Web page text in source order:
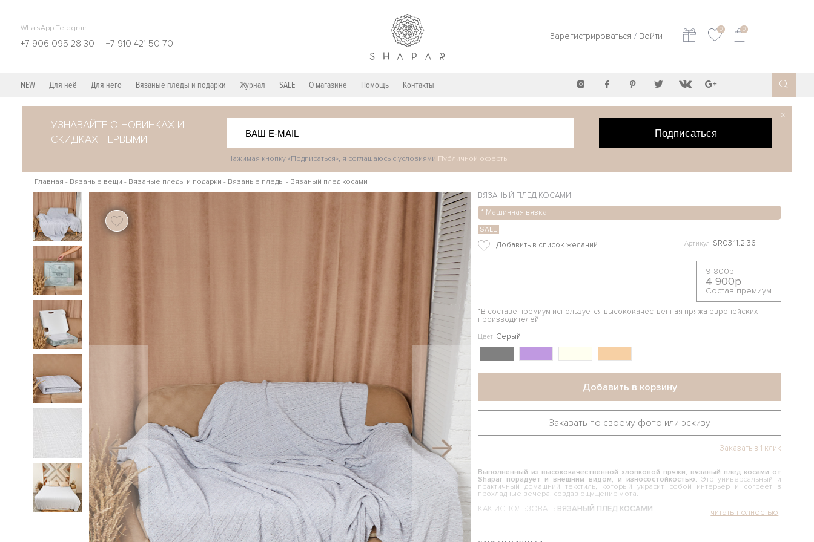
WhatsApp Telegram
+7 906 095 28 30 +7 910 421 50 70
Зарегистрироваться / Войти
0 0
NEW Для неё Для него Вязаные пледы и подарки Журнал SALE О магазине Помощь Контакты
УЗНАВАЙТЕ О НОВИНКАХ И
СКИДКАХ ПЕРВЫМИ
Подписаться
X
Нажимая кнопку «Подписаться», я соглашаюсь с условиями Публичной оферты
Главная - Вязаные вещи - Вязаные пледы и подарки - Вязаные пледы - Вязаный плед косами
108
ВЯЗАНЫЙ ПЛЕД КОСАМИ
* Машинная вязка
SALE
Артикул SR03.11.2.36
9 800р
4 900р
Состав премиум
*В составе премиум используется высококачественная пряжа европейских
производителей
Цвет Серый
Добавить в корзину
Заказать по своему фото или эскизу
Заказать в 1 клик
Выполненный из высококачественной хлопковой пряжи, вязаный плед косами от
Shapar порадует и внешним видом, и износостойкостью. Это универсальный и
практичный домашний текстиль, который украсит собой интерьер и согреет в
прохладные вечера, создав ощущение уюта.
КАК ИСПОЛЬЗОВАТЬ ВЯЗАНЫЙ ПЛЕД КОСАМИ